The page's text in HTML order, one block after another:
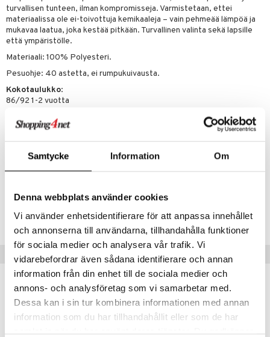
Samtycke Information Om
Denna webbplats använder cookies
Vi använder enhetsidentifierare för att anpassa innehållet
och annonserna till användarna, tillhandahålla funktioner
för sociala medier och analysera vår trafik. Vi
vidarebefordrar även sådana identifierare och annan
information från din enhet till de sociala medier och
annons- och analysföretag som vi samarbetar med.
Dessa kan i sin tur kombinera informationen med annan
information som du har tillhandahållit eller som de har
turvallisen tunteen, ilman kompromisseja. Varmistetaan, ettei
materiaalissa ole ei-toivottuja kemikaaleja – vain pehmeää lämpöä ja
mukavaa laatua, joka kestää pitkään. Turvallinen valinta sekä lapsille
että ympäristölle.
Materiaali: 100% Polyesteri.
Pesuohje: 40 astetta, ei rumpukuivausta.
Kokotaulukko:
86/92 1-2 vuotta
110/116 5-6 vuotta
122/128 6-8 vuotta
Muuta
noin 1 vuosi+
Tuotenumero
TGG77-1-1G
Vinkkejä sinulle
Pitkätossu
Possu
Mario